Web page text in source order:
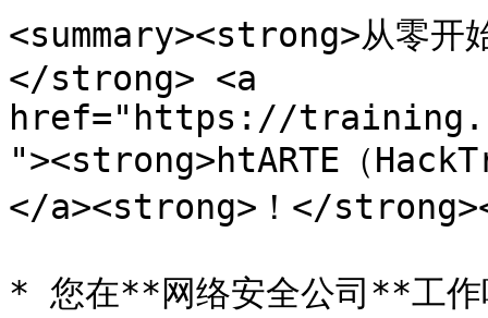
<summary><strong>从零开
</strong> <a
href="https://
"><strong>htARTE（
</a><strong>！</
* 您在**网络安全公司**工